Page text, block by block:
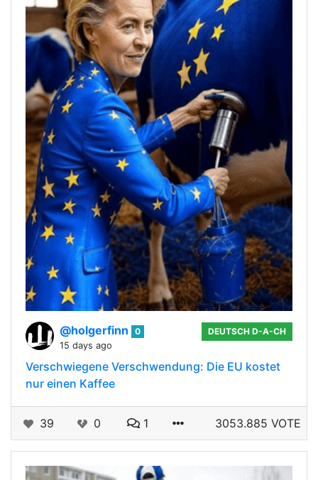
@holgerfinn
0
15 days ago
DEUTSCH D-A-CH
Verschwiegene Verschwendung: Die EU kostet
nur einen Kaffee
39 0 1 3053.885 VOTE